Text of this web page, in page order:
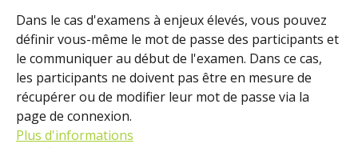
Dans le cas d'examens à enjeux élevés, vous pouvez
définir vous-même le mot de passe des participants et
le communiquer au début de l'examen. Dans ce cas,
les participants ne doivent pas être en mesure de
récupérer ou de modifier leur mot de passe via la
page de connexion.
Plus d'informations